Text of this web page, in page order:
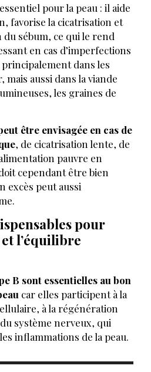
pour la peau : il aide
favorise la cicatrisation et
sébum, ce qui le rend
en cas d’imperfections
principalement dans les
aussi dans la viande
les graines de
être envisagée en cas de
, de cicatrisation lente, de
pauvre en
cependant être bien
excès peut aussi
pour
et l’équilibre
B sont essentielles au bon
car elles participent à la
à la régénération
système nerveux, qui
inflammations de la peau.